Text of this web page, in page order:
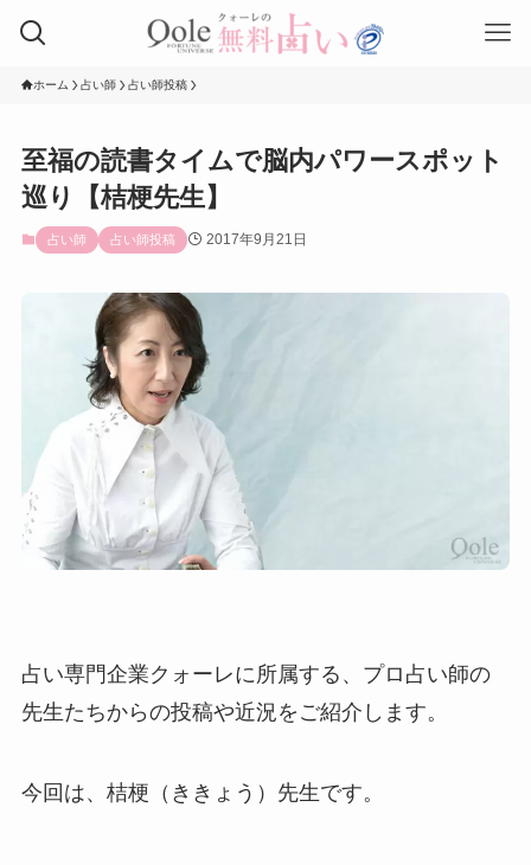
ホーム 占い師 占い師投稿
至福の読書タイムで脳内パワースポット
巡り【桔梗先生】
占い師 占い師投稿 2017年9月21日
占い専門企業クォーレに所属する、プロ占い師の
先生たちからの投稿や近況をご紹介します。
今回は、桔梗（ききょう）先生です。